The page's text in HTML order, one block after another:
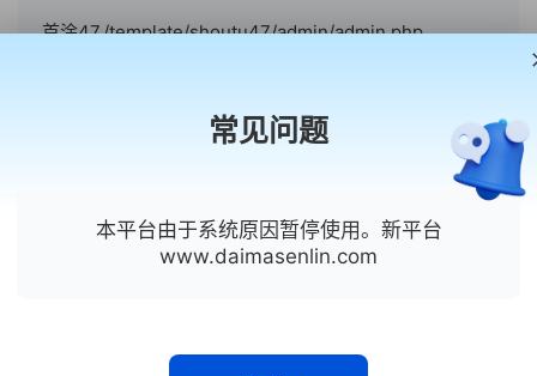
首涂47,/template/shoutu47/admin/admin.php
改/public/template/shoutu47/admin/admin.php的
admin.php文件名字，否则容易被人进模板后台
常见问题
本平台由于系统原因暂停使用。新平台
www.daimasenlin.com